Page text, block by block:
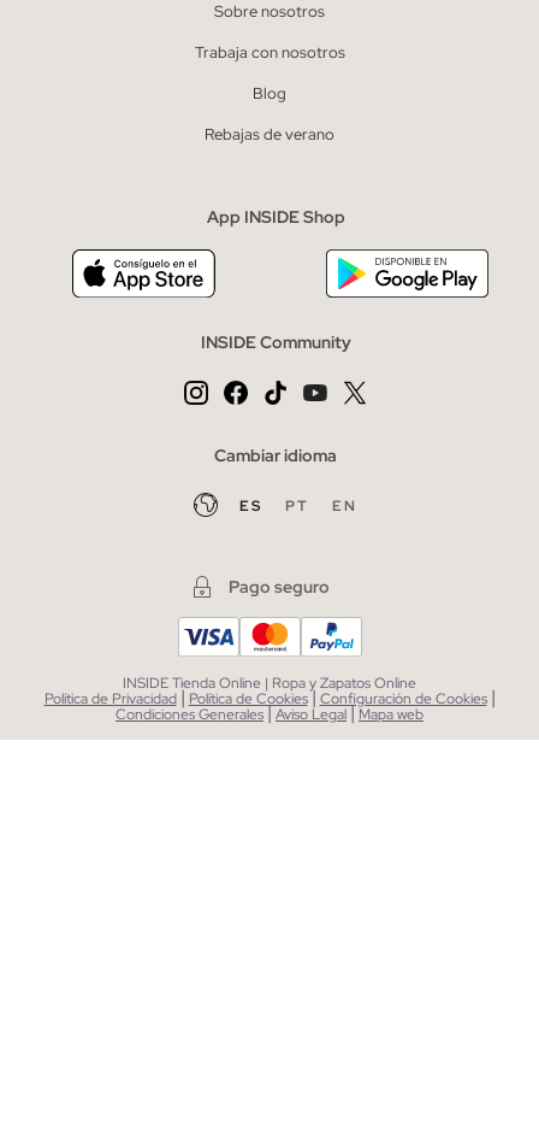
Sobre nosotros
Trabaja con nosotros
Blog
Rebajas de verano
App INSIDE Shop
INSIDE Community
Cambiar idioma
ES PT EN
Pago seguro
INSIDE Tienda Online | Ropa y Zapatos Online
Política de Privacidad | Política de Cookies| Configuración de Cookies |
Condiciones Generales|Aviso Legal| Mapa web